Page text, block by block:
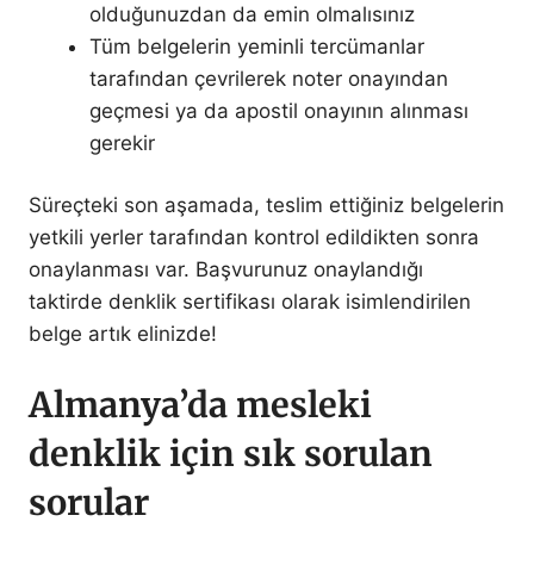
olduğunuzdan da emin olmalısınız
Tüm belgelerin yeminli tercümanlar
tarafından çevrilerek noter onayından
geçmesi ya da apostil onayının alınması
gerekir
Süreçteki son aşamada, teslim ettiğiniz belgelerin
yetkili yerler tarafından kontrol edildikten sonra
onaylanması var. Başvurunuz onaylandığı
taktirde denklik sertifikası olarak isimlendirilen
belge artık elinizde!
Almanya’da mesleki
denklik için sık sorulan
sorular